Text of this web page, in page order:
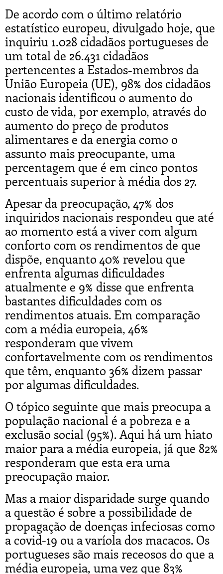
De acordo com o último relatório
estatístico europeu, divulgado hoje, que
inquiriu 1.028 cidadãos portugueses de
um total de 26.431 cidadãos
pertencentes a Estados-membros da
União Europeia (UE), 98% dos cidadãos
nacionais identificou o aumento do
custo de vida, por exemplo, através do
aumento do preço de produtos
alimentares e da energia como o
assunto mais preocupante, uma
percentagem que é em cinco pontos
percentuais superior à média dos 27.
Apesar da preocupação, 47% dos
inquiridos nacionais respondeu que até
ao momento está a viver com algum
conforto com os rendimentos de que
dispõe, enquanto 40% revelou que
enfrenta algumas dificuldades
atualmente e 9% disse que enfrenta
bastantes dificuldades com os
rendimentos atuais. Em comparação
com a média europeia, 46%
responderam que vivem
confortavelmente com os rendimentos
que têm, enquanto 36% dizem passar
por algumas dificuldades.
O tópico seguinte que mais preocupa a
população nacional é a pobreza e a
exclusão social (95%). Aqui há um hiato
maior para a média europeia, já que 82%
responderam que esta era uma
preocupação maior.
Mas a maior disparidade surge quando
a questão é sobre a possibilidade de
propagação de doenças infeciosas como
a covid-19 ou a varíola dos macacos. Os
portugueses são mais receosos do que a
média europeia, uma vez que 83%